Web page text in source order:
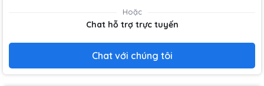
Hoặc
Chat hỗ trợ trực tuyến
Chat với chúng tôi